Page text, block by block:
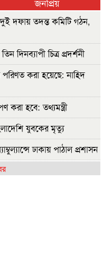
জনপ্রিয়
দফায় তদন্ত কমিটি গঠন,
দিনব্যাপী চিত্র প্রদর্শনী
পরিণত করা হয়েছে: নাহিদ
করা হবে: তথ্যমন্ত্রী
যুবকের মৃত্যু
ঢাকায় পাঠাল প্রশাসন
যেভাবে জানবেন